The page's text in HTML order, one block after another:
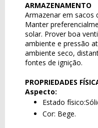
ARMAZENAMENTO
Armazenar em sacos
Manter
solar. Prover boa
ambiente e pressão
ambiente seco,
fontes de ignição.
PROPRIEDADES
Aspecto:
Estado
Cor: Bege.